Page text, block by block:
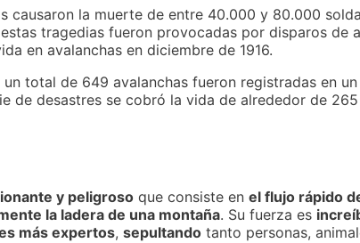
causaron la muerte de entre 40.000 y 80.000
tragedias fueron provocadas por disparos de
en avalanchas en diciembre de 1916.
total de 649 avalanchas fueron registradas en
de desastres se cobró la vida de alrededor de
y peligroso que consiste en el flujo rápido
la ladera de una montaña. Su fuerza es
más expertos, sepultando tanto personas,